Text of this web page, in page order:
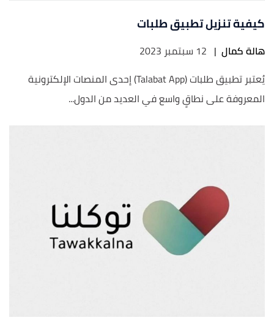
كيفية تنزيل تطبيق طلبات
هالة كمال | 12 سبتمبر 2023
يُعتبر تطبيق طلبات (Talabat App) إحدى المنصات الإلكترونية
المعروفة على نطاقٍ واسع في العديد من الدول...